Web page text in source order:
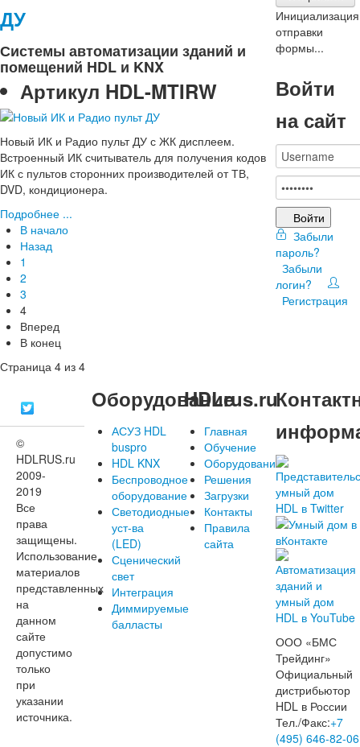
ДУ
Системы автоматизации зданий и
помещений HDL и KNX
Артикул HDL-MTIRW
Новый ИК и Радио пульт ДУ с ЖК дисплеем.
Встроенный ИК считыватель для получения кодов
ИК с пультов сторонних производителей от ТВ,
DVD, кондиционера.
Подробнее ...
В начало
Назад
1
2
3
4
Вперед
В конец
Страница 4 из 4
Инициализация
отправки
формы...
Войти
на сайт
Войти
Забыли
пароль?
Забыли
логин?
Регистрация
©
HDLRUS.ru
2009-
2019
Все
права
защищены.
Использование
материалов
представленных
на
данном
сайте
допустимо
только
при
указании
источника.
Оборудование
АСУЗ HDL
buspro
HDL KNX
Беспроводное
оборудование
Светодиодные
уст-ва
(LED)
Сценический
свет
Интеграция
Диммируемые
балласты
HDLrus.ru
Главная
Обучение
Оборудование
Решения
Загрузки
Контакты
Правила
сайта
ООО «БМС
Трейдинг»
Официальный
дистрибьютор
HDL в России
Тел./Факс:+7
(495) 646-82-06